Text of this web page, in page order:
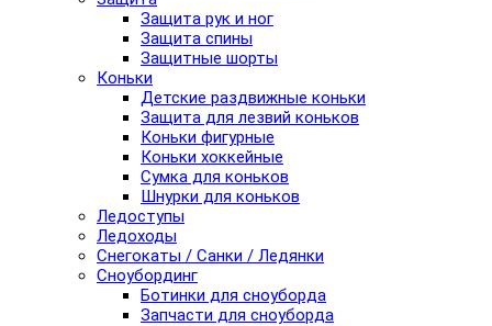
Защита рук и ног
Защита спины
Защитные шорты
Коньки
Детские раздвижные коньки
Защита для лезвий коньков
Коньки фигурные
Коньки хоккейные
Сумка для коньков
Шнурки для коньков
Ледоступы
Ледоходы
Снегокаты / Санки / Ледянки
Сноубординг
Ботинки для сноуборда
Запчасти для сноуборда